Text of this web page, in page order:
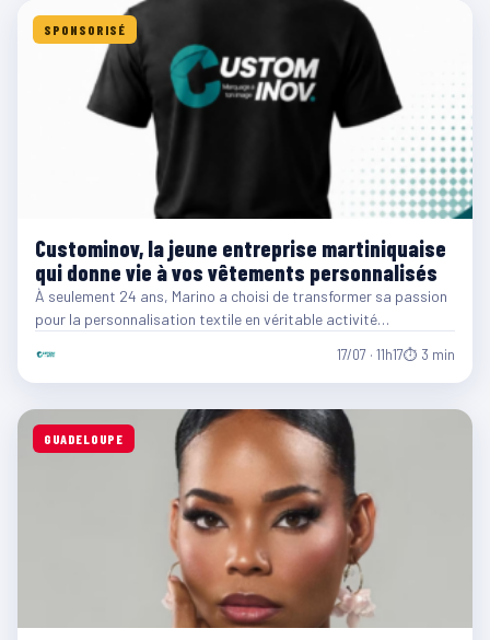
SPONSORISÉ
Custominov, la jeune entreprise martiniquaise
qui donne vie à vos vêtements personnalisés
À seulement 24 ans, Marino a choisi de transformer sa passion
pour la personnalisation textile en véritable activité…
17/07 · 11h17⏱ 3 min
GUADELOUPE